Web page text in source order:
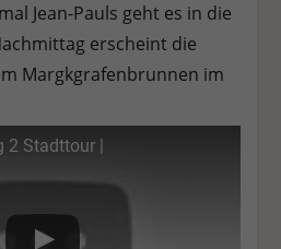
Jean-Pauls geht es in die
erscheint die
Margkgrafenbrunnen im
2 Stadttour |